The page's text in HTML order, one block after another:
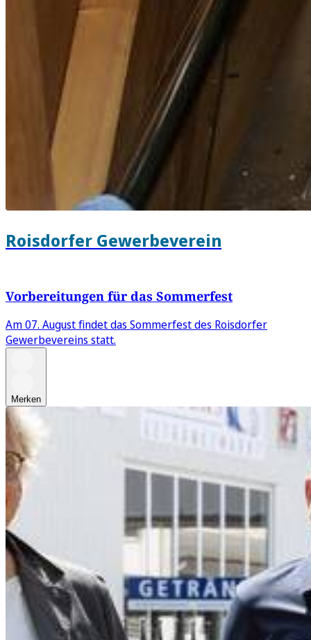
Roisdorfer Gewerbeverein
Vorbereitungen für das Sommerfest
Am 07. August findet das Sommerfest des Roisdorfer
Gewerbevereins statt.
Merken